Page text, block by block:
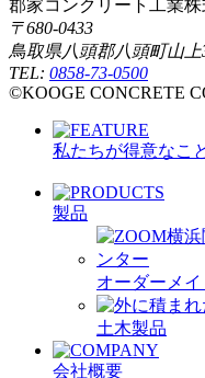
郡家コンクリート工業株
〒680-0433
鳥取県八頭郡八頭町山上
TEL: 0858-73-0500
©KOOGE CONCRETE
私たちが得意なこ
製品
オーダーメ
土木製品
会社概要